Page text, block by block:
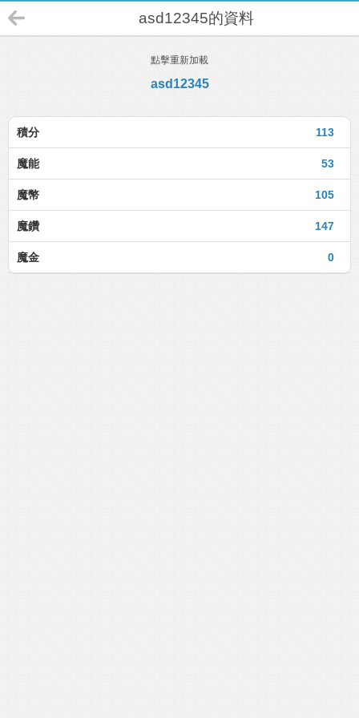
asd12345的資料
點擊重新加載
asd12345
113
積分
53
魔能
105
魔幣
147
魔鑽
0
魔金